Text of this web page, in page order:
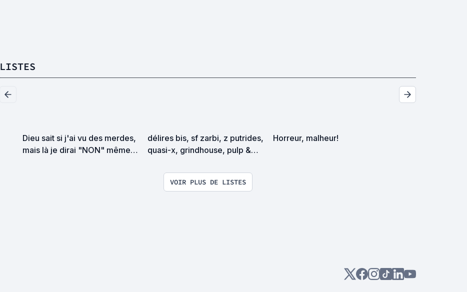
LISTES
Dieu sait si j'ai vu des merdes,
mais là je dirai "NON" même
délires bis, sf zarbi, z putrides,
quasi-x, grindhouse, pulp &
Horreur, malheur!
VOIR PLUS DE LISTES